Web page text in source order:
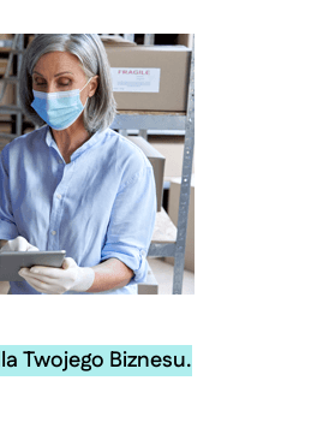
Twojego Biznesu.